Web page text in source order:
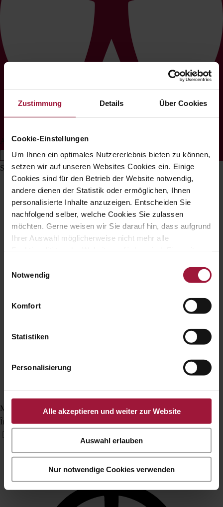
Zustimmung Details Über Cookies
Cookie-Einstellungen
Um Ihnen ein optimales Nutzererlebnis bieten zu können,
setzen wir auf unseren Websites Cookies ein. Einige
Cookies sind für den Betrieb der Website notwendig,
andere dienen der Statistik oder ermöglichen, Ihnen
personalisierte Inhalte anzuzeigen. Entscheiden Sie
nachfolgend selber, welche Cookies Sie zulassen
möchten. Gerne weisen wir Sie darauf hin, dass aufgrund
Ihrer Auswahl möglicherweise nicht mehr alle
Datenschutzerklärung und Cookie Policy.
Notwendig
Komfort
Statistiken
Personalisierung
Alle akzeptieren und weiter zur Website
Auswahl erlauben
Nur notwendige Cookies verwenden
Accesibilitate Ajustări
Ascunde bara de instrumente
Selectează profilul tău de accesibilitate
Mod deficiență vizuală
Îmbunătățește vizualele site-ului